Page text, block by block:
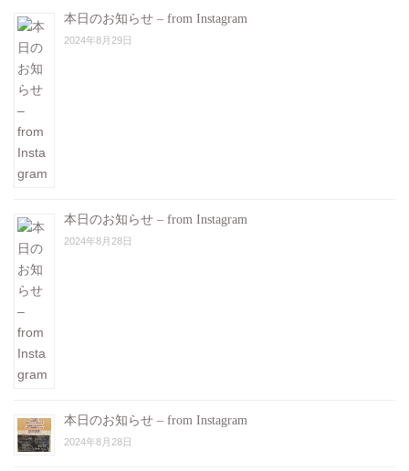
本日のお知らせ – from Instagram
2024年8月29日
本日のお知らせ – from Instagram
2024年8月28日
本日のお知らせ – from Instagram
2024年8月28日